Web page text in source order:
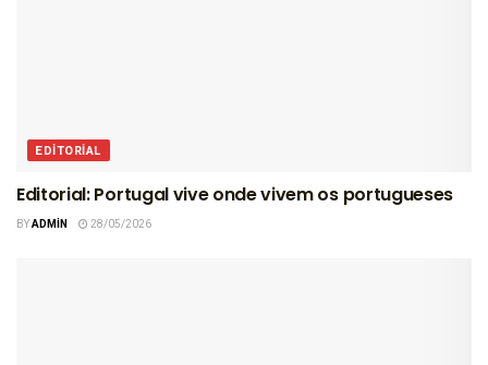
EDITORIAL
Editorial: Portugal vive onde vivem os portugueses
BYADMIN 28/05/2026